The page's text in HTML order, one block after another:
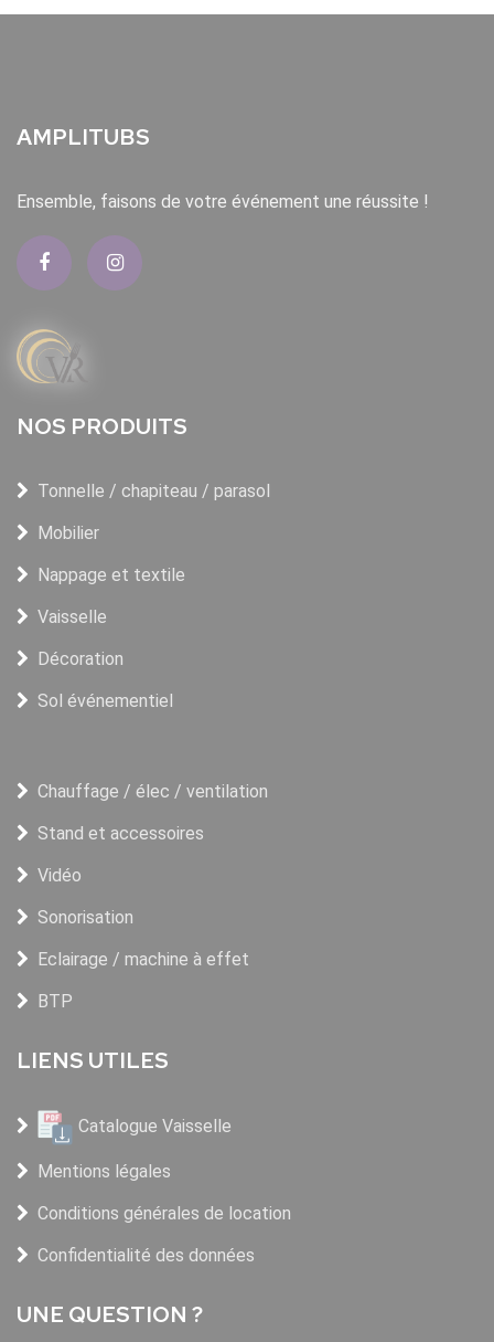
AMPLITUBS
Ensemble, faisons de votre événement une réussite !
NOS PRODUITS
Tonnelle / chapiteau / parasol
Mobilier
Nappage et textile
Vaisselle
Décoration
Sol événementiel
Chauffage / élec / ventilation
Stand et accessoires
Vidéo
Sonorisation
Eclairage / machine à effet
BTP
LIENS UTILES
Catalogue Vaisselle
Mentions légales
Conditions générales de location
Confidentialité des données
UNE QUESTION ?